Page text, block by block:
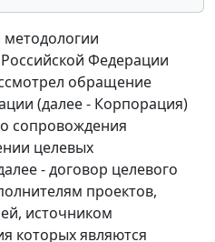
Федерации
обращение
(далее - Корпорация)
сопровождения
целевых
- договор целевого
проектов,
источником
которых являются